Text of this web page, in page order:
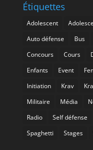
Étiquettes
Adolescent
Auto défense
Bus
Concours
Cours
Enfants
Event
Initiation
Krav
Militaire
Média
Radio
Self défense
Spaghetti
Stages